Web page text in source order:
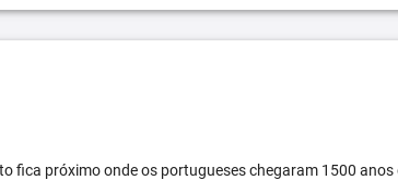
fica próximo onde os portugueses chegaram 1500 anos